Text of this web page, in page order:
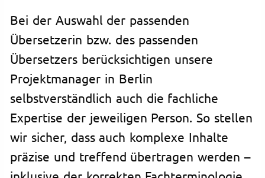
Bei der Auswahl der passenden
Übersetzerin bzw. des passenden
Übersetzers berücksichtigen unsere
Projektmanager in Berlin
selbstverständlich auch die fachliche
Expertise der jeweiligen Person. So stellen
wir sicher, dass auch komplexe Inhalte
präzise und treffend übertragen werden –